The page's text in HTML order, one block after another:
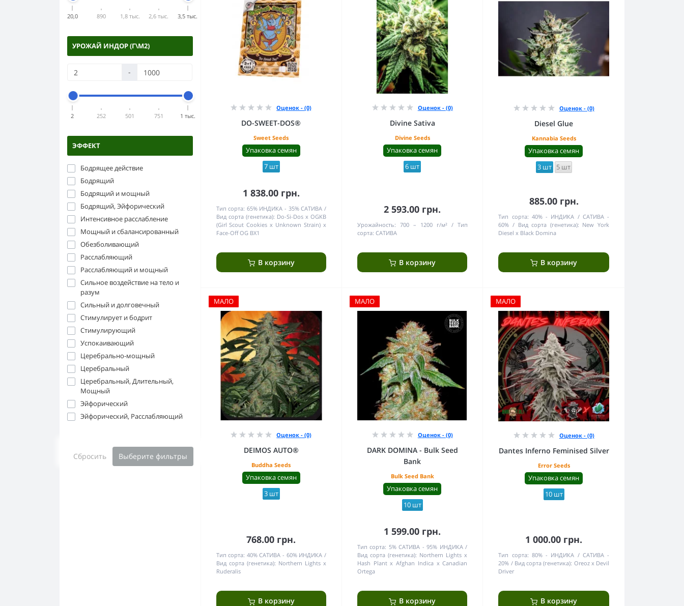
20,0 890 1,8 тыс. 2,6 тыс. 3,5 тыс.
УРОЖАЙ ИНДОР (Г\М2)
-
2 252 501 751 1 тыс.
ЭФФЕКТ
Бодрящее действие
Бодрящий
Бодрящий и мощный
Бодрящий, Эйфорический
Интенсивное расслабление
Мощный и сбалансированный
Обезболивающий
Расслабляющий
Расслабляющий и мощный
Сильное воздействие на тело и
разум
Сильный и долговечный
Стимулирует и бодрит
Стимулирующий
Успокаивающий
Церебрально-мощный
Церебральный
Церебральный, Длительный,
Мощный
Эйфорический
Эйфорический, Расслабляющий
Сбросить Выберите фильтры
Оценок - (0)
DO-SWEET-DOS®
Sweet Seeds
Упаковка семян
7 шт
1 838.00 грн.
Тип сорта: 65% ИНДИКА - 35% САТИВА
Вид сорта (генетика): Do-Si-Dos x OGKB
(Girl Scout Cookies x Unknown Strain) x
Face-Off OG BX1
В корзину
Оценок - (0)
Divine Sativa
Divine Seeds
Упаковка семян
6 шт
2 593.00 грн.
Урожайность: 700 – 1200 г/м²
Тип
сорта: САТИВА
В корзину
Оценок - (0)
Diesel Glue
Kannabia Seeds
Упаковка семян
3 шт 5 шт
885.00 грн.
Тип сорта: 40% - ИНДИКА / САТИВА -
60%
Вид сорта (генетика): New York
Diesel x Black Domina
В корзину
МАЛО
Оценок - (0)
DEIMOS AUTO®
Buddha Seeds
Упаковка семян
3 шт
768.00 грн.
Тип сорта: 40% САТИВА - 60% ИНДИКА
Вид сорта (генетика): Northern Lights x
Ruderalis
В корзину
МАЛО
Оценок - (0)
DARK DOMINA - Bulk Seed
Bank
Bulk Seed Bank
Упаковка семян
10 шт
1 599.00 грн.
Тип сорта: 5% САТИВА - 95% ИНДИКА
Вид сорта (генетика): Northern Lights x
Hash Plant x Afghan Indica x Canadian
Ortega
В корзину
МАЛО
Оценок - (0)
Dantes Inferno Feminised Silver
Error Seeds
Упаковка семян
10 шт
1 000.00 грн.
Тип сорта: 80% - ИНДИКА / САТИВА -
20%
Вид сорта (генетика): Oreoz x Devil
Driver
В корзину